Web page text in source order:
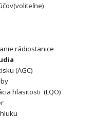
rádiostanice
(AGC)
hlasitosti (LQO)